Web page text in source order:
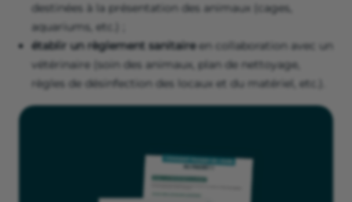
destinées à la présentation des animaux (cages,
aquariums, etc.) ;
établir un règlement sanitaireen collaboration avec un
vétérinaire (soin des animaux, plan de nettoyage,
règles de désinfection des locaux et du matériel, etc.).